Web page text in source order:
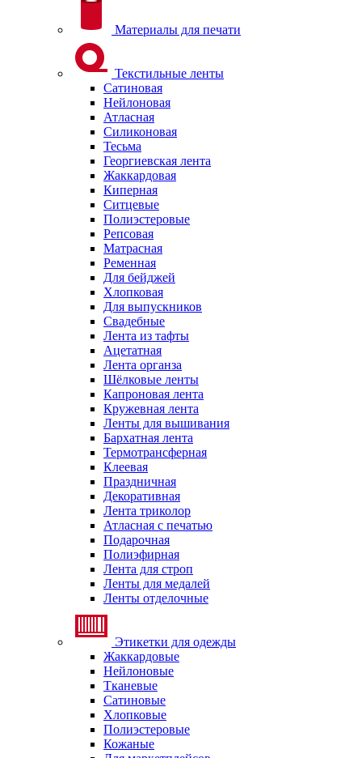
Материалы для печати
Текстильные ленты
Сатиновая
Нейлоновая
Атласная
Силиконовая
Тесьма
Георгиевская лента
Жаккардовая
Киперная
Ситцевые
Полиэстеровые
Репсовая
Матрасная
Ременная
Для бейджей
Хлопковая
Для выпускников
Свадебные
Лента из тафты
Ацетатная
Лента органза
Шёлковые ленты
Капроновая лента
Кружевная лента
Ленты для вышивания
Бархатная лента
Термотрансферная
Клеевая
Праздничная
Декоративная
Лента триколор
Атласная с печатью
Подарочная
Полиэфирная
Лента для строп
Ленты для медалей
Ленты отделочные
Этикетки для одежды
Жаккардовые
Нейлоновые
Тканевые
Сатиновые
Хлопковые
Полиэстеровые
Кожаные